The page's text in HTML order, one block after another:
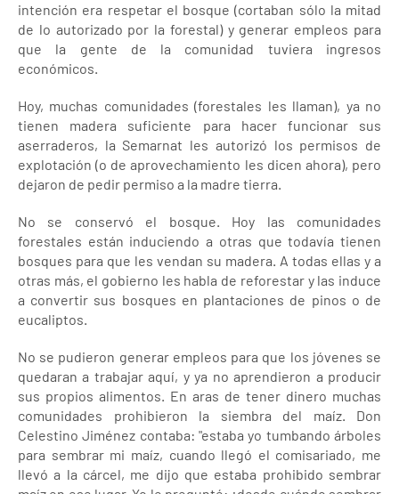
intención era respetar el bosque (cortaban sólo la mitad
de lo autorizado por la forestal) y generar empleos para
que la gente de la comunidad tuviera ingresos
económicos.
Hoy, muchas comunidades (forestales les llaman), ya no
tienen madera suficiente para hacer funcionar sus
aserraderos, la Semarnat les autorizó los permisos de
explotación (o de aprovechamiento les dicen ahora), pero
dejaron de pedir permiso a la madre tierra.
No se conservó el bosque. Hoy las comunidades
forestales están induciendo a otras que todavía tienen
bosques para que les vendan su madera. A todas ellas y a
otras más, el gobierno les habla de reforestar y las induce
a convertir sus bosques en plantaciones de pinos o de
eucaliptos.
No se pudieron generar empleos para que los jóvenes se
quedaran a trabajar aquí, y ya no aprendieron a producir
sus propios alimentos. En aras de tener dinero muchas
comunidades prohibieron la siembra del maíz. Don
Celestino Jiménez contaba: "estaba yo tumbando árboles
para sembrar mi maíz, cuando llegó el comisariado, me
llevó a la cárcel, me dijo que estaba prohibido sembrar